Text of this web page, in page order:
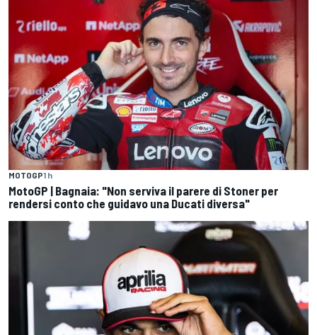
MOTOGP1 h
MotoGP | Bagnaia: "Non serviva il parere di Stoner per
rendersi conto che guidavo una Ducati diversa"